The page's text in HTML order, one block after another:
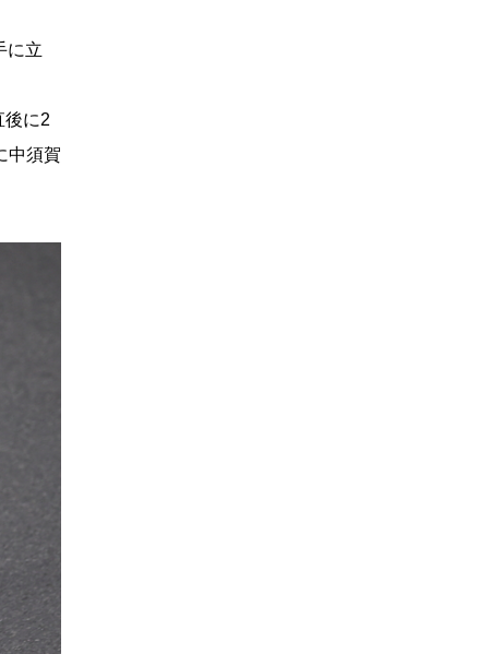
に立
後に2
中須賀